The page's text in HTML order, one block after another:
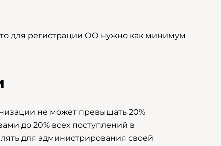
для регистрации ОО нужно как минимум
не может превышать 20%
до 20% всех поступлений в
для администрирования своей